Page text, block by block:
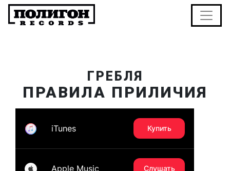
ГРЕБЛЯ
ПРАВИЛА ПРИЛИЧИЯ